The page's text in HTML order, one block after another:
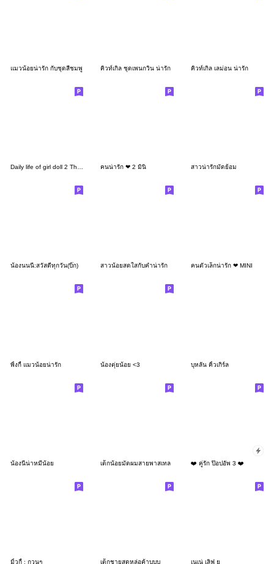
แมวน้อยน่ารัก กับชุดสีชมพู คิวท์เกิล ชุดเพนกวิน น่ารัก คิวท์เกิล เลม่อน น่ารัก
คนน่ารัก ❤ 2 มินิ สาวน่ารักมัดย้อม
น้องนนนี่:สวัสดีทุกวัน(บิ๊ก) สาวน้อยสดใสกับคำน่ารัก คนตัวเล็กน่ารัก ❤ MINI
พิ้งกี้ แมวน้อยน่ารัก น้องตุ่ยน้อย <3 บุหลัน คิ้วเกิร์ล
น้องนีน่าหมีน้อย เด็กน้อยมัดผมสายพาสเทล ❤️ คู่รัก ป๊อปอัพ 3 ❤️
มิ้วกี้ : กวนๆ เด็กชายสุดหล่อค้าบบบ เนเน่ เลิฟ ยู